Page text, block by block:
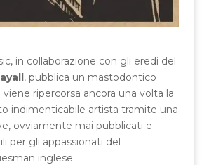
in collaborazione con gli eredi del
, pubblica un mastodontico
ripercorsa ancora una volta la
indimenticabile artista tramite una
ovviamente mai pubblicati e
per gli appassionati del
inglese.